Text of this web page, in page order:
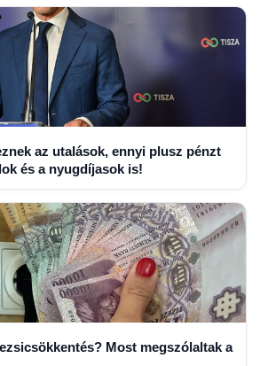
az utalások, ennyi plusz pénzt
és a nyugdíjasok is!
Most megszólaltak a